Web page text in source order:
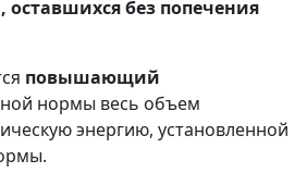
оставшихся без попечения
повышающий
нормы весь объем
энергию, установленной